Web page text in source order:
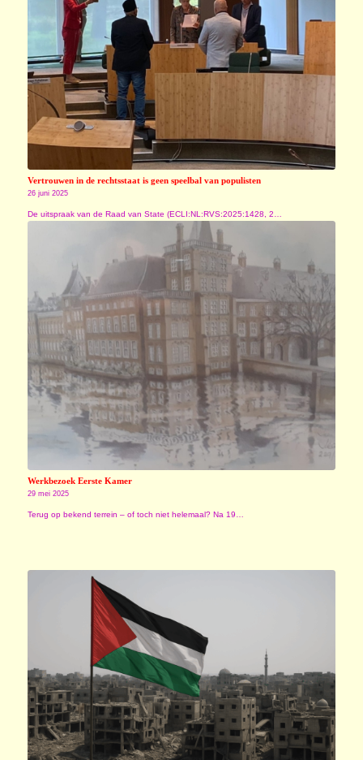
Vertrouwen in de rechtsstaat is geen speelbal van populisten
26 juni 2025
De uitspraak van de Raad van State (ECLI:NL:RVS:2025:1428, 2…
Werkbezoek Eerste Kamer
29 mei 2025
Terug op bekend terrein – of toch niet helemaal? Na 19…